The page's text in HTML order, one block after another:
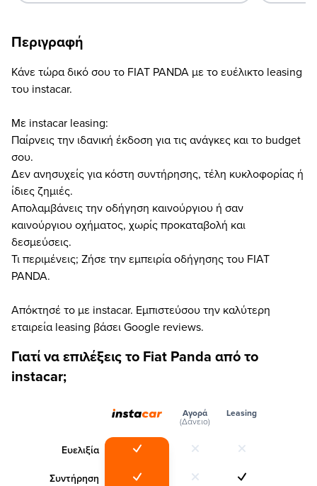
Περιγραφή
Κάνε τώρα δικό σου το FIAT PANDA με το ευέλικτο leasing
του instacar.
Με instacar leasing:
Παίρνεις την ιδανική έκδοση για τις ανάγκες και το budget
σου.
Δεν ανησυχείς για κόστη συντήρησης, τέλη κυκλοφορίας ή
ίδιες ζημιές.
Απολαμβάνεις την οδήγηση καινούργιου ή σαν
καινούργιου οχήματος, χωρίς προκαταβολή και
δεσμεύσεις.
Τι περιμένεις; Ζήσε την εμπειρία οδήγησης του FIAT
PANDA.
Απόκτησέ το με instacar. Εμπιστεύσου την καλύτερη
εταιρεία leasing βάσει Google reviews.
Γιατί να επιλέξεις το Fiat Panda από το
instacar;
Ευελιξία
Συντήρηση
Αγορά
(Δάνειο)
Leasing